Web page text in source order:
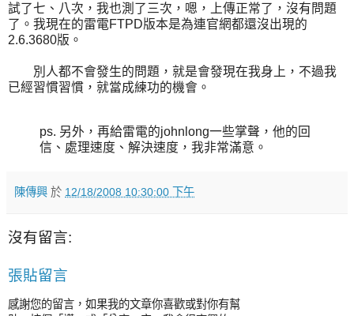
試了七、八次，我也測了三次，嗯，上傳正常了，沒有問題
了。我現在的雷電FTPD版本是為連官網都還沒出現的
2.6.3680版。
別人都不會發生的問題，就是會發現在我身上，不過我
已經習慣習慣，就當成練功的機會。
ps. 另外，再給雷電的johnlong一些掌聲，他的回
信、處理速度、解決速度，我非常滿意。
陳傳興 於 12/18/2008 10:30:00 下午
沒有留言:
張貼留言
感謝您的留言，如果我的文章你喜歡或對你有幫